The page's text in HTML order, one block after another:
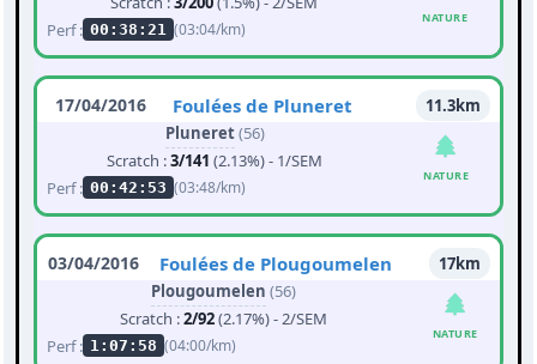
Perf : 00:38:21 (03:04/km)
NATURE
17/04/2016 Foulées de Pluneret
11.3km
Pluneret(56)
Scratch :3/141 (2.13%) - 1/SEM
Perf : 00:42:53 (03:48/km)
NATURE
03/04/2016 Foulées de Plougoumelen
17km
Plougoumelen (56)
Scratch :2/92(2.17%) - 2/SEM
Perf : 1:07:58 (04:00/km)
NATURE